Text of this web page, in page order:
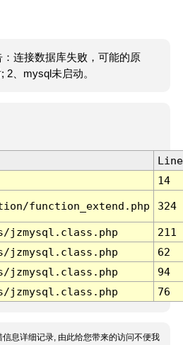
连接数据库失败，可能的原
2、mysql未启动。
Line
14
function_extend.php 324
jzmysql.class.php
211
jzmysql.class.php
62
jzmysql.class.php
94
jzmysql.class.php 76
信息详细记录, 由此给您带来的访问不便我